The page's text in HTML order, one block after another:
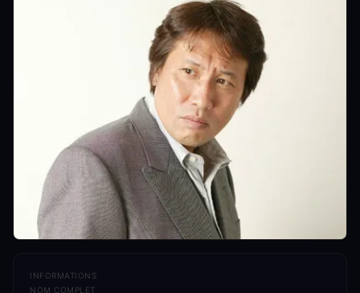
INFORMATIONS
NOM COMPLET